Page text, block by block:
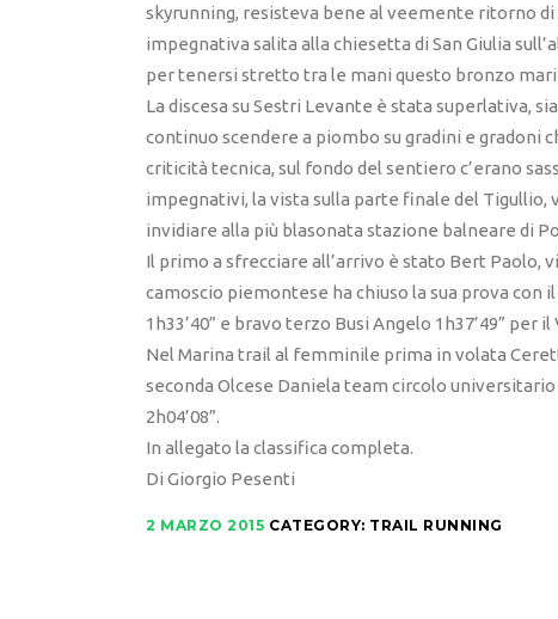
skyrunning, resisteva bene al veemente ritorno di
impegnativa salita alla chiesetta di San Giulia
per tenersi stretto tra le mani questo bronzo
La discesa su Sestri Levante è stata superlativa,
continuo scendere a piombo su gradini e gradoni
criticità tecnica, sul fondo del sentiero c’erano
impegnativi, la vista sulla parte finale del Tigullio,
invidiare alla più blasonata stazione balneare di
Il primo a sfrecciare all’arrivo è stato Bert Paolo,
camoscio piemontese ha chiuso la sua prova con
1h33’40” e bravo terzo Busi Angelo 1h37’49” per
Nel Marina trail al femminile prima in volata
seconda Olcese Daniela team circolo universitario
2h04’08”.
In allegato la classifica completa.
Di Giorgio Pesenti
2 MARZO 2015 CATEGORY: TRAIL RUNNING